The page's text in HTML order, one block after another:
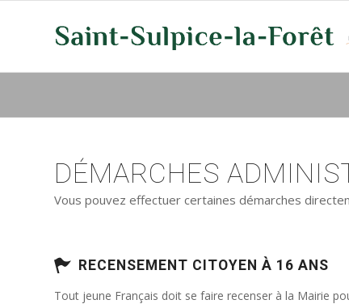
DÉMARCHES
Vous pouvez effectuer certaines démarches
RECENSEMENT CITOYEN À 16 ANS
Tout jeune Français doit se faire recenser à la Mairie